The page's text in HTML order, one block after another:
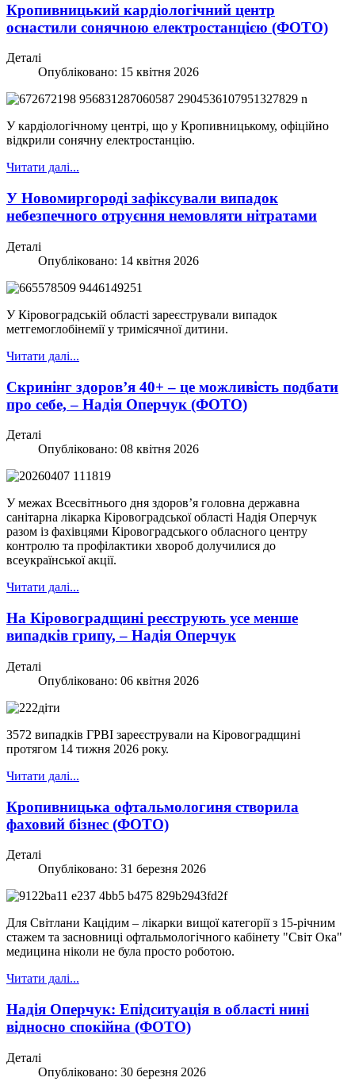
Кропивницький кардіологічний центр
оснастили сонячною електростанцією (ФОТО)
Деталі
Опубліковано: 15 квітня 2026
У кардіологічному центрі, що у Кропивницькому, офіційно
відкрили сонячну електростанцію.
Читати далі...
У Новомиргороді зафіксували випадок
небезпечного отруєння немовляти нітратами
Деталі
Опубліковано: 14 квітня 2026
У Кіровоградській області зареєстрували випадок
метгемоглобінемії у тримісячної дитини.
Читати далі...
Скринінг здоров’я 40+ – це можливість подбати
про себе, – Надія Оперчук (ФОТО)
Деталі
Опубліковано: 08 квітня 2026
У межах Всесвітнього дня здоров’я головна державна
санітарна лікарка Кіровоградської області Надія Оперчук
разом із фахівцями Кіровоградського обласного центру
контролю та профілактики хвороб долучилися до
всеукраїнської акції.
Читати далі...
На Кіровоградщині реєструють усе менше
випадків грипу, – Надія Оперчук
Деталі
Опубліковано: 06 квітня 2026
3572 випадків ГРВІ зареєстрували на Кіровоградщині
протягом 14 тижня 2026 року.
Читати далі...
Кропивницька офтальмологиня створила
фаховий бізнес (ФОТО)
Деталі
Опубліковано: 31 березня 2026
Для Світлани Кацідим – лікарки вищої категорії з 15-річним
стажем та засновниці офтальмологічного кабінету "Світ Ока"
медицина ніколи не була просто роботою.
Читати далі...
Надія Оперчук: Епідситуація в області нині
відносно спокійна (ФОТО)
Деталі
Опубліковано: 30 березня 2026